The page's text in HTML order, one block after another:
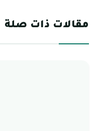
مقالات ذات صلة